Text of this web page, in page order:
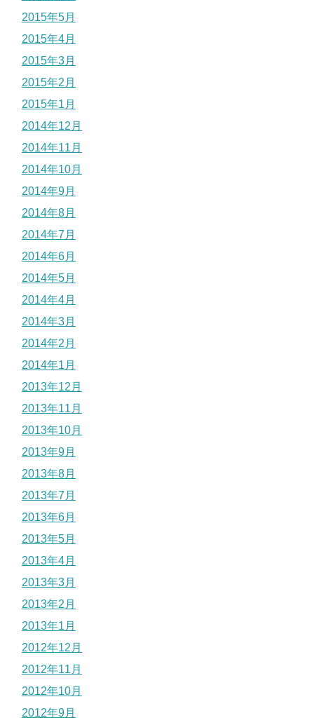
2015年5月
2015年4月
2015年3月
2015年2月
2015年1月
2014年12月
2014年11月
2014年10月
2014年9月
2014年8月
2014年7月
2014年6月
2014年5月
2014年4月
2014年3月
2014年2月
2014年1月
2013年12月
2013年11月
2013年10月
2013年9月
2013年8月
2013年7月
2013年6月
2013年5月
2013年4月
2013年3月
2013年2月
2013年1月
2012年12月
2012年11月
2012年10月
2012年9月